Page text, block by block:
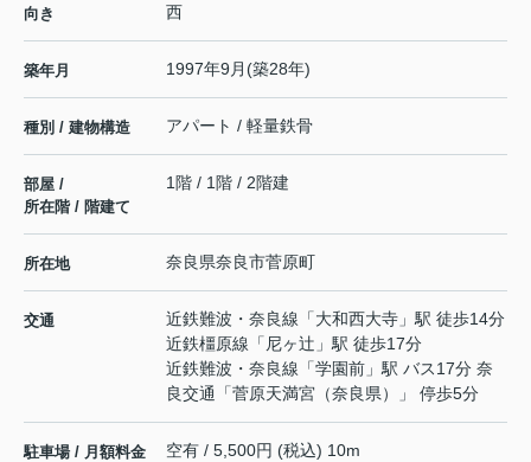
向き 西
築年月 1997年9月(築28年)
種別 / 建物構造 アパート / 軽量鉄骨
部屋 /
所在階 / 階建て
1階 / 1階 / 2階建
所在地 奈良県奈良市菅原町
交通 近鉄難波・奈良線 「大和西大寺 」駅 徒歩14分
近鉄橿原線 「 尼ヶ辻 」駅 徒歩17分
近鉄難波・奈良線 「学園前 」駅 バス17分 奈
良交通「菅原天満宮（奈良県）」 停歩5分
駐車場 / 月額料金 空有 / 5,500円 (税込) 10m